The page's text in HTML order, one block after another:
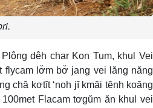
dêh char Kon Tum, khul Vei
flycam lơ̆m bơ̆ jang vei lăng năng
chă kơtĭt ‘noh jĭ kmăi tĕnh koăng
Flacam tơgŭm ăn khul vei